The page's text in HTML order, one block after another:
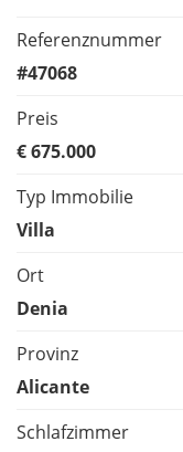
Referenznummer
#47068
Preis
€ 675.000
Typ Immobilie
Villa
Ort
Denia
Provinz
Alicante
Schlafzimmer